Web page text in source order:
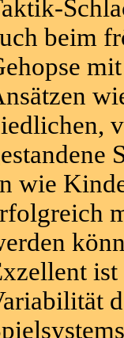
beim
wie
ist